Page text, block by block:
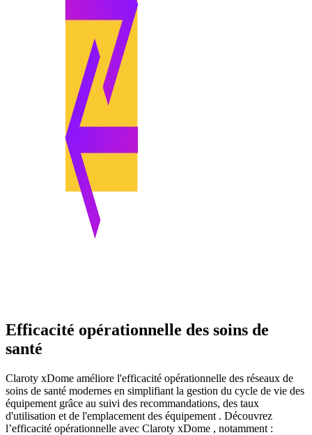
Efficacité opérationnelle des soins de
santé
Claroty xDome améliore l'efficacité opérationnelle des réseaux de
soins de santé modernes en simplifiant la gestion du cycle de vie des
équipement grâce au suivi des recommandations, des taux
d'utilisation et de l'emplacement des équipement . Découvrez
l’efficacité opérationnelle avec Claroty xDome , notamment :